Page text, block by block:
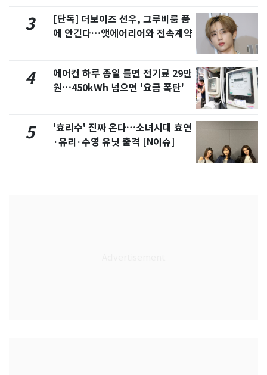
3
[단독] 더보이즈 선우, 그루비룸 품
에 안긴다…앳에어리어와 전속계약
4
에어컨 하루 종일 틀면 전기료 29만
원…450kWh 넘으면 '요금 폭탄'
5
'효리수' 진짜 온다…소녀시대 효연
·유리·수영 유닛 출격 [N이슈]